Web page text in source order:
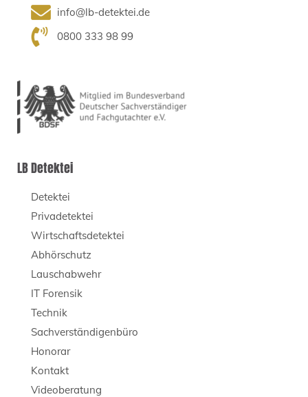
info@lb-detektei.de
0800 333 98 99
LB Detektei
Detektei
Privadetektei
Wirtschaftsdetektei
Abhörschutz
Lauschabwehr
IT Forensik
Technik
Sachverständigenbüro
Honorar
Kontakt
Videoberatung